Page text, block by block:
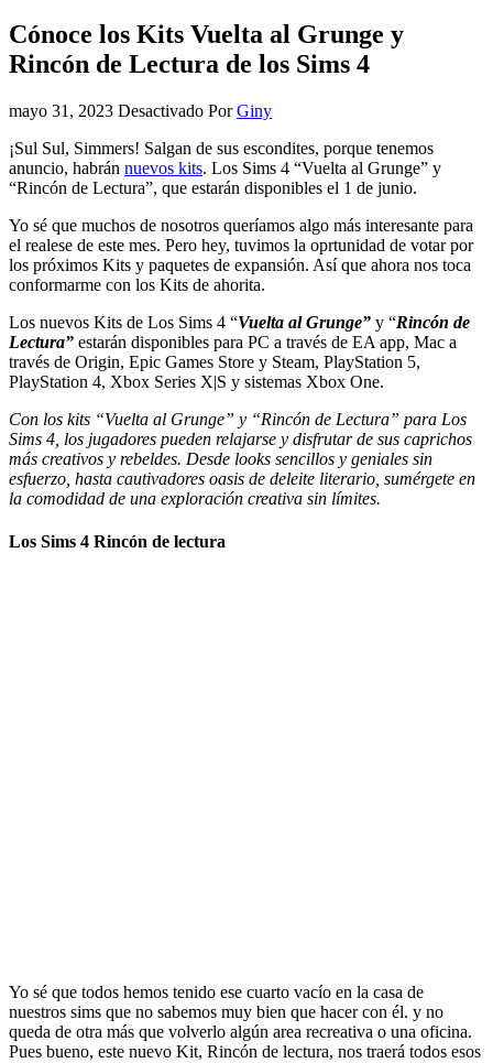
Cónoce los Kits Vuelta al Grunge y
Rincón de Lectura de los Sims 4
mayo 31, 2023 Desactivado Por Giny
¡Sul Sul, Simmers! Salgan de sus escondites, porque tenemos
anuncio, habrán nuevos kits. Los Sims 4 “Vuelta al Grunge” y
“Rincón de Lectura”, que estarán disponibles el 1 de junio.
Yo sé que muchos de nosotros queríamos algo más interesante para
el realese de este mes. Pero hey, tuvimos la oprtunidad de votar por
los próximos Kits y paquetes de expansión. Así que ahora nos toca
conformarme con los Kits de ahorita.
Los nuevos Kits de Los Sims 4 “Vuelta al Grunge” y “Rincón de
Lectura” estarán disponibles para PC a través de EA app, Mac a
través de Origin, Epic Games Store y Steam, PlayStation 5,
PlayStation 4, Xbox Series X|S y sistemas Xbox One.
Con los kits “Vuelta al Grunge” y “Rincón de Lectura” para Los
Sims 4, los jugadores pueden relajarse y disfrutar de sus caprichos
más creativos y rebeldes. Desde looks sencillos y geniales sin
esfuerzo, hasta cautivadores oasis de deleite literario, sumérgete en
la comodidad de una exploración creativa sin límites.
Los Sims 4 Rincón de lectura
Yo sé que todos hemos tenido ese cuarto vacío en la casa de
nuestros sims que no sabemos muy bien que hacer con él. y no
queda de otra más que volverlo algún area recreativa o una oficina.
Pues bueno, este nuevo Kit, Rincón de lectura, nos traerá todos esos